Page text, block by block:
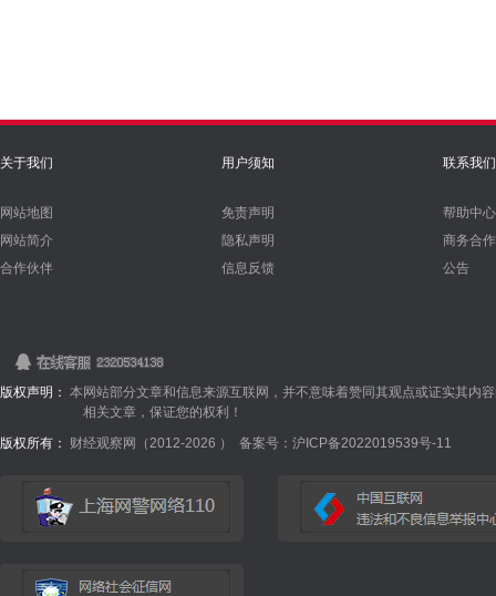
关于我们
网站地图
网站简介
合作伙伴
用户须知
免责声明
隐私声明
信息反馈
联系我们
帮助中心
商务合作
公告
版权声明： 本网站部分文章和信息来源互联网，并不意味着赞同其观点或证实其内
相关文章，保证您的权利！
版权所有：
财经观察网（2012-2026 ） 备案号：沪ICP备2022019539号-11